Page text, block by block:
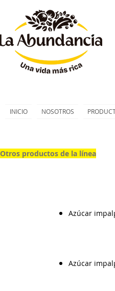
INICIO NOSOTROS
Otros productos de la línea
Azúcar
Azúcar